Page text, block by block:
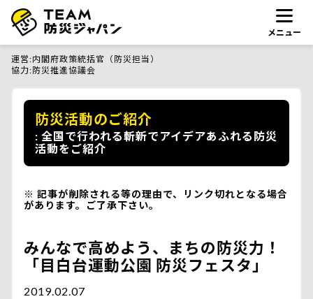
メニュー
運営 内閣府政策統括官（防災担当）
協力 防災推進協議会
防災活動のご紹介
全国で行われる斬新でアイデアあふれる防災
活動をご紹介
記事が削除される等の理由で、リンク切れとなる場合
があります。ご了承下さい。
みんなで高めよう、まちの防災力！
「目白台運動公園 防災フェスタ」
2019.02.07